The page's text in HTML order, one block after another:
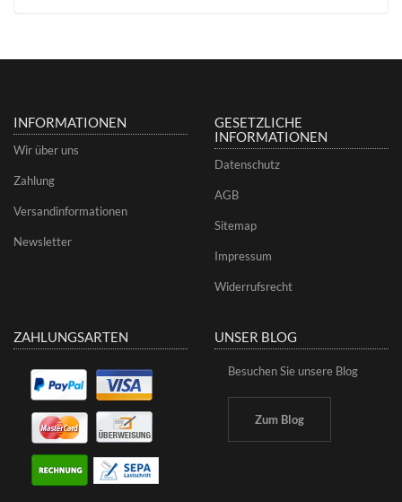
INFORMATIONEN
Wir über uns
Zahlung
Versandinformationen
Newsletter
GESETZLICHE
INFORMATIONEN
Datenschutz
AGB
Sitemap
Impressum
Widerrufsrecht
ZAHLUNGSARTEN UNSER BLOG
Besuchen Sie unsere Blog
Zum Blog